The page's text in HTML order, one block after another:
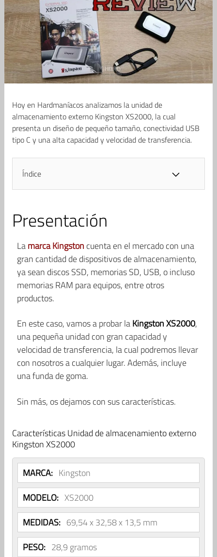
Hoy en Hardmaníacos analizamos la unidad de
almacenamiento externo Kingston XS2000, la cual
presenta un diseño de pequeño tamaño, conectividad USB
tipo C y una alta capacidad y velocidad de transferencia.
Índice
Presentación
Lamarca Kingstoncuenta en el mercado con una
gran cantidad de dispositivos de almacenamiento,
ya sean discos SSD, memorias SD, USB, o incluso
memorias RAM para equipos, entre otros
productos.
En este caso, vamos a probar laKingston XS2000,
una pequeña unidad con gran capacidad y
velocidad de transferencia, la cual podremos llevar
con nosotros a cualquier lugar. Además, incluye
una funda de goma.
Sin más, os dejamos con sus características.
Características Unidad de almacenamiento externo
Kingston XS2000
MARCA: Kingston
MODELO: XS2000
MEDIDAS: 69,54 x 32,58 x 13,5 mm
PESO: 28,9 gramos